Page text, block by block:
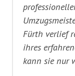
Fürth verlief
ihres
kann sie nur